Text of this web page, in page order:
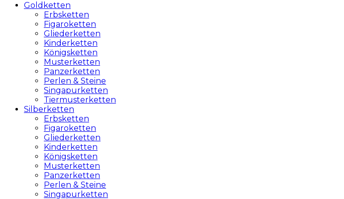
Goldketten
Erbsketten
Figaroketten
Gliederketten
Kinderketten
Königsketten
Musterketten
Panzerketten
Perlen & Steine
Singapurketten
Tiermusterketten
Silberketten
Erbsketten
Figaroketten
Gliederketten
Kinderketten
Königsketten
Musterketten
Panzerketten
Perlen & Steine
Singapurketten